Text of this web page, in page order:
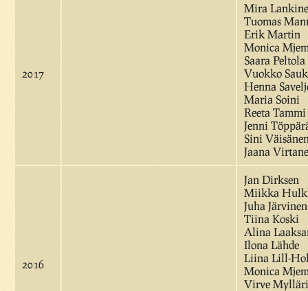
2017
Mira
Tuomas
Erik Martin
Monica
Saara Peltola
Vuokko
Henna
Maria Soini
Reeta Tammi
Jenni
Sini
Jaana
2016
Jan Dirksen
Miikka
Juha Järvinen
Tiina Koski
Alina
Ilona Lähde
Liina Lill-
Monica
Virve Mylläri